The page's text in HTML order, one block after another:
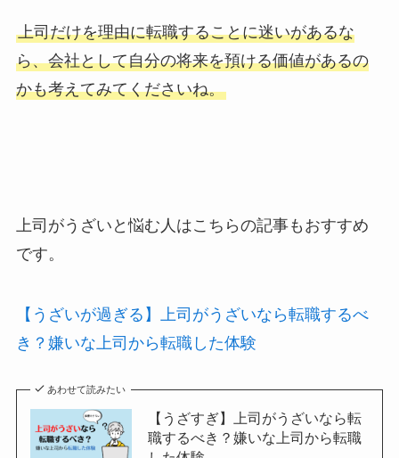
上司だけを理由に転職することに迷いがあるな
ら、会社として自分の将来を預ける価値があるの
かも考えてみてくださいね。
上司がうざいと悩む人はこちらの記事もおすすめ
です。
【うざいが過ぎる】上司がうざいなら転職するべ
き？嫌いな上司から転職した体験
あわせて読みたい
【うざすぎ】上司がうざいなら転
職するべき？嫌いな上司から転職